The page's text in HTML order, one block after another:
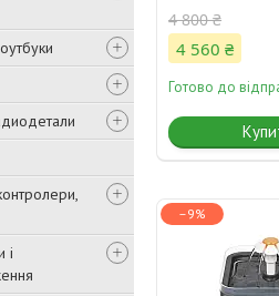
і
4 800 ₴
4 560 ₴
Готово до
–9%